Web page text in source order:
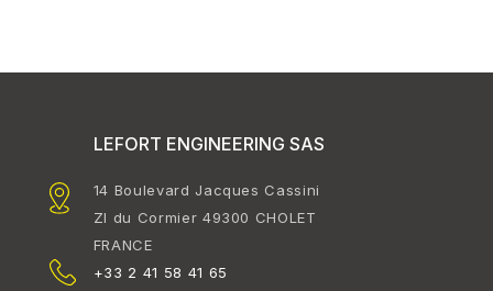
LEFORT ENGINEERING SAS
14 Boulevard Jacques Cassini
ZI du Cormier 49300 CHOLET
FRANCE
+33 2 41 58 41 65